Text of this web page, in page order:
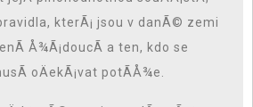
kterÃ¡ jsou v danÃ© zemi
Å¾Ã¡doucÃ­ a ten, kdo se
oÄekÃ¡vat potÃ­Å¾e.